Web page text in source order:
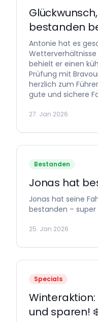
bestanden
Antonie hat es
behielt er einen
Prüfung mit
herzlich zum
gute und sichere
27. Jan 2026
Bestanden
Jonas hat
Jonas hat seine
bestanden –
25. Jan 2026
Specials
und sparen!